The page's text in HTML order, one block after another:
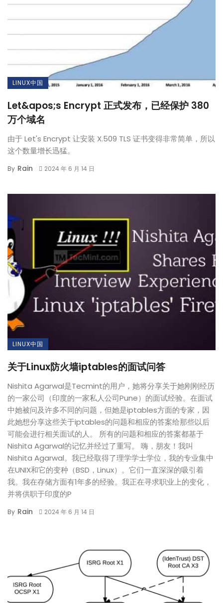
LINUX中国
Let&apos;s Encrypt 正式发布，已经保护 380
万个域名
由于 Let's Encrypt 让安装 X.509 TLS 证书变得非常简单，所以
这个数量增长迅猛。
By Rain 2024 年 6 月 14 日
LINUX中国
关于Linux防火墙iptables的面试问答
Nishita Agarwal是Tecmint的用户，她将分享关于她刚刚经历
的一家公司（印度的一家私人公司Pune）的面试经验。在面试
中她被问及许多不同的问题，但她是iptables方面的专家，因
此她想分享这些关于iptables的问题和相应的答案给那些以后
可能会进行相关面试的人。 所有的问题和相应的答案都基于
Nishita Agarwal的记忆并经过了重写。 嗨，朋友！我叫
Nishita Agarwal。我已经取得了理学学士学位，我的专业集中
在UNIX和它的变种（BSD，Linux）。它们一直深深的吸引着
我。我在存储方面有1年多的经验。我正在寻求职业上的变化，
并将供职于印度的P
By Rain 2024 年 6 月 14 日